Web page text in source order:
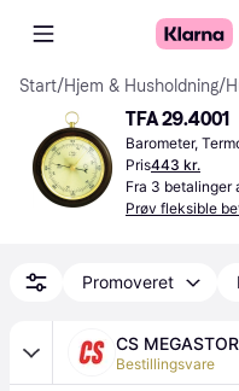
Start/Hjem & Husholdning/
TFA 29.4001
Barometer,
Pris443 kr.
Fra 3 betalinger
Prøv fleksible
Promoveret
CS
Bestillingsvare